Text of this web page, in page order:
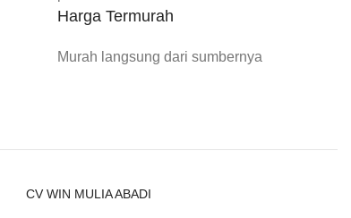
Harga Termurah
Murah langsung dari sumbernya
CV WIN MULIA ABADI